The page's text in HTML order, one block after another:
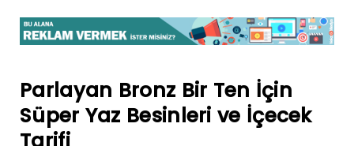
Parlayan Bronz Bir Ten İçin
Süper Yaz Besinleri ve İçecek